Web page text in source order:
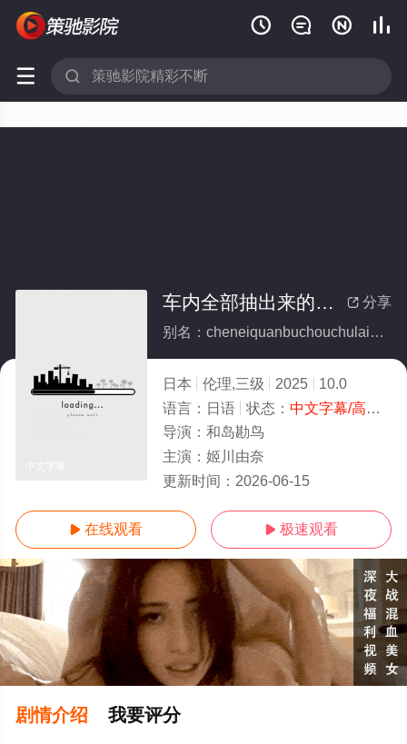
   
 
 分享
车内全部抽出来的性伴侣
别名：cheneiquanbuchouchulaidexingbanlv
日本 伦理,三级 2025
10.0
语言： 日语 状态： 中文字幕/高清
导演： 和岛勘鸟
主演： 姬川由奈
更新时间： 2026-06-15
 在线观看  极速观看
剧情介绍 我要评分